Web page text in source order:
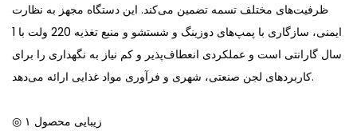
ظرفیت‌های مختلف تسمه تضمین می‌کند. این دستگاه مجهز به نظارت
ایمنی، سازگاری با پمپ‌های دوزینگ و شستشو و منبع تغذیه 220 ولت با 1
سال گارانتی است و عملکردی انعطاف‌پذیر و کم نیاز به نگهداری را برای
کاربردهای لجن صنعتی، شهری و فرآوری مواد غذایی ارائه می‌دهد.
◎ زیبایی محصول ۱